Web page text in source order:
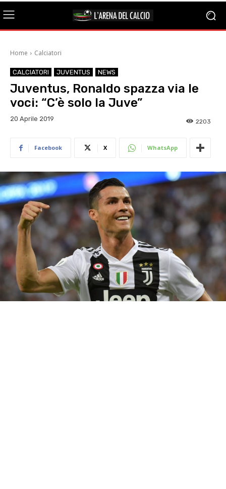
Home Calciatori
CALCIATORI JUVENTUS NEWS
Juventus, Ronaldo spazza via le
voci: “C’è solo la Juve”
20 Aprile 2019 2203
Facebook X WhatsApp